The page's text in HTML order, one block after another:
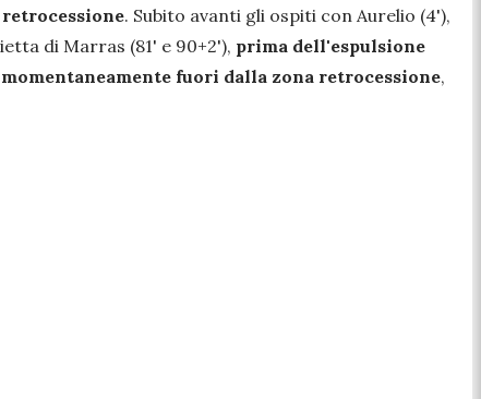
. Subito avanti gli ospiti con Aurelio (4'),
di Marras (81' e 90+2'), prima dell'espulsione
momentaneamente fuori dalla zona retrocessione,